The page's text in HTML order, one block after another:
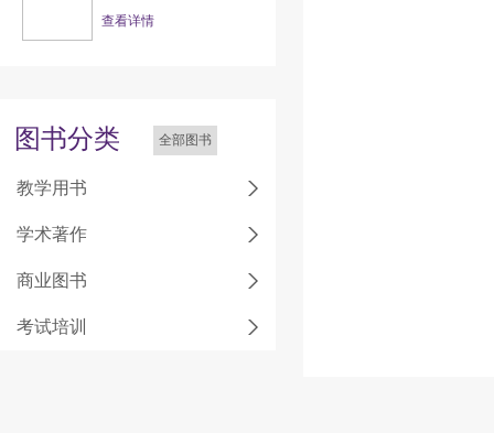
查看详情
图书分类 全部图书
教学用书
学术著作
商业图书
考试培训